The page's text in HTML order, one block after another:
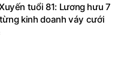
tuổi 81: Lương hưu 7
kinh doanh váy cưới